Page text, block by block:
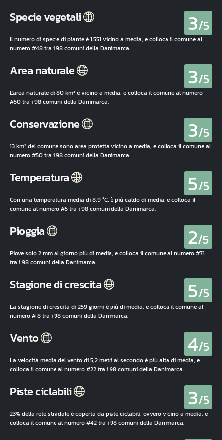
Specie vegetali 3/5
Il numero di specie di piante è 1.551 vicino a media, e colloca il comune al
numero #48 tra i 98 comuni della Danimarca.
Area naturale 3/5
L'area naturale di 80 km² è vicino a media, e colloca il comune al numero
#50 tra i 98 comuni della Danimarca.
Conservazione 3/5
13 km² del comune sono area protetta vicino a media, e colloca il comune al
numero #50 tra i 98 comuni della Danimarca.
Temperatura 5/5
Con una temperatura media di 8,9 °C, è più caldo di media, e colloca il
comune al numero #5 tra i 98 comuni della Danimarca.
Pioggia 2/5
Piove solo 2 mm al giorno più di media, e colloca il comune al numero #71
tra i 98 comuni della Danimarca.
Stagione di crescita 5/5
La stagione di crescita di 259 giorni è più di media, e colloca il comune al
numero # 8 tra i 98 comuni della Danimarca.
Vento 4/5
La velocità media del vento di 5,2 metri al secondo è più alta di media, e
colloca il comune al numero #22 tra i 98 comuni della Danimarca.
Piste ciclabili 3/5
23% della rete stradale è coperta da piste ciclabili, ovvero vicino a media, e
colloca il comune al numero #42 tra i 98 comuni della Danimarca.